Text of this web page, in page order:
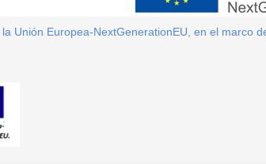
Unión Europea-NextGenerationEU, en el marco